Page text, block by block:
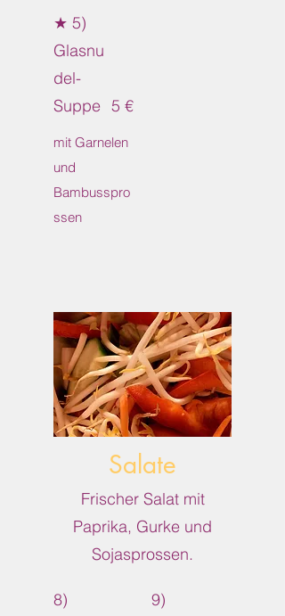
★ 5)
Glasnu
del-
Suppe
mit Garnelen
und
Bambusspro
ssen
5 €
Salate
Frischer Salat mit
Paprika, Gurke und
Sojasprossen.
8)
9)